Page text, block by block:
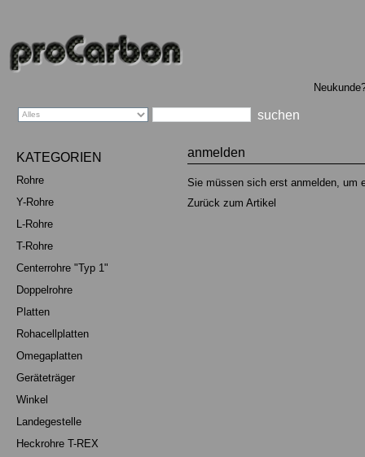
KATEGORIEN
Rohre
Y-Rohre
L-Rohre
T-Rohre
Centerrohre "Typ 1"
Doppelrohre
Platten
Rohacellplatten
Omegaplatten
Geräteträger
Winkel
Landegestelle
Heckrohre T-REX
anmelden
Sie müssen sich erst anmelden, um
Zurück zum Artikel